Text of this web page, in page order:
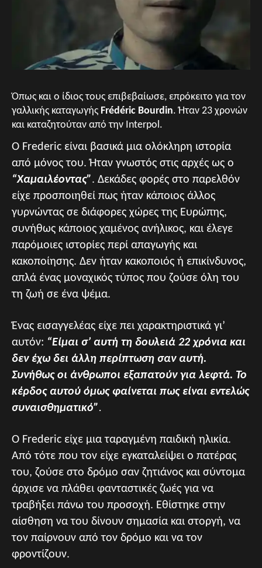
Όπως και ο ίδιος τους επιβεβαίωσε, επρόκειτο για τον
γαλλικής καταγωγής Frédéric Bourdin. Ήταν 23 χρονών
και καταζητούταν από την Interpol.
Ο Frederic είναι βασικά μια ολόκληρη ιστορία
από μόνος του. Ήταν γνωστός στις αρχές ως ο
“Χαμαιλέοντας”. Δεκάδες φορές στο παρελθόν
είχε προσποιηθεί πως ήταν κάποιος άλλος
γυρνώντας σε διάφορες χώρες της Ευρώπης,
συνήθως κάποιος χαμένος ανήλικος, και έλεγε
παρόμοιες ιστορίες περί απαγωγής και
κακοποίησης. Δεν ήταν κακοποιός ή επικίνδυνος,
απλά ένας μοναχικός τύπος που ζούσε όλη του
τη ζωή σε ένα ψέμα.
Ένας εισαγγελέας είχε πει χαρακτηριστικά γι’
αυτόν: “Είμαι σ’ αυτή τη δουλειά 22 χρόνια και
δεν έχω δει άλλη περίπτωση σαν αυτή.
Συνήθως οι άνθρωποι εξαπατούν για λεφτά. Το
κέρδος αυτού όμως φαίνεται πως είναι εντελώς
συναισθηματικό”.
Ο Frederic είχε μια ταραγμένη παιδική ηλικία.
Από τότε που τον είχε εγκαταλείψει ο πατέρας
του, ζούσε στο δρόμο σαν ζητιάνος και σύντομα
άρχισε να πλάθει φανταστικές ζωές για να
τραβήξει πάνω του προσοχή. Εθίστηκε στην
αίσθηση να του δίνουν σημασία και στοργή, να
τον παίρνουν από τον δρόμο και να τον
φροντίζουν.